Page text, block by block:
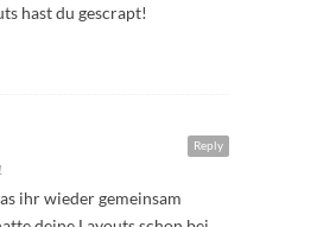
hast du gescrapt!
Reply
ihr wieder gemeinsam